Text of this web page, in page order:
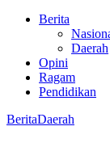
Berita
Daerah
Opini
Ragam
Pendidikan
BeritaDaerah